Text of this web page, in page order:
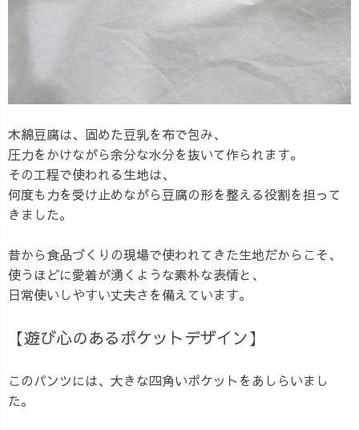
木綿豆腐は、固めた豆乳を布で包み、
圧力をかけながら余分な水分を抜いて作られます。
その工程で使われる生地は、
何度も力を受け止めながら豆腐の形を整える役割を担って
きました。
昔から食品づくりの現場で使われてきた生地だからこそ、
使うほどに愛着が湧くような素朴な表情と、
日常使いしやすい丈夫さを備えています。
【遊び心のあるポケットデザイン】
このパンツには、大きな四角いポケットをあしらいまし
た。